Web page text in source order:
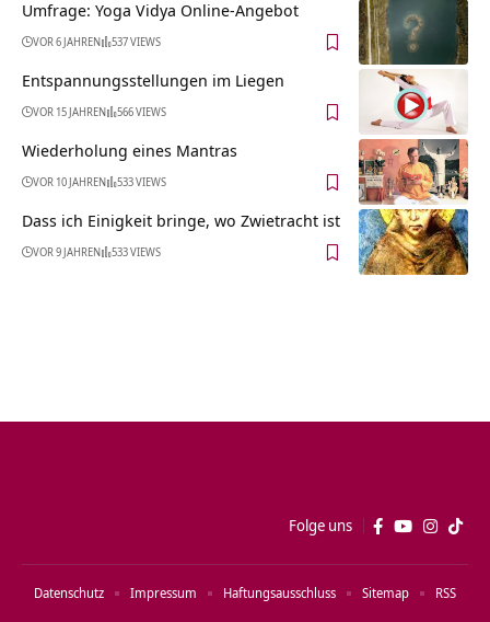
Umfrage: Yoga Vidya Online-Angebot
VOR 6 JAHREN 537 VIEWS
Entspannungsstellungen im Liegen
VOR 15 JAHREN 566 VIEWS
Wiederholung eines Mantras
VOR 10 JAHREN 533 VIEWS
Dass ich Einigkeit bringe, wo Zwietracht ist
VOR 9 JAHREN 533 VIEWS
Folge uns
Datenschutz Impressum Haftungsausschluss Sitemap RSS